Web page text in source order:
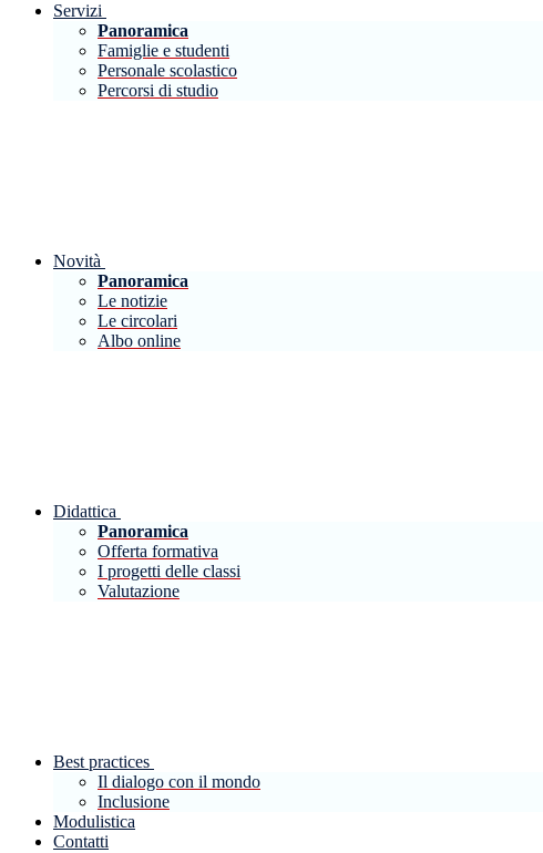
Servizi
Panoramica
Famiglie e studenti
Personale scolastico
Percorsi di studio
Novità
Panoramica
Le notizie
Le circolari
Albo online
Didattica
Panoramica
Offerta formativa
I progetti delle classi
Valutazione
Best practices
Il dialogo con il mondo
Inclusione
Modulistica
Contatti